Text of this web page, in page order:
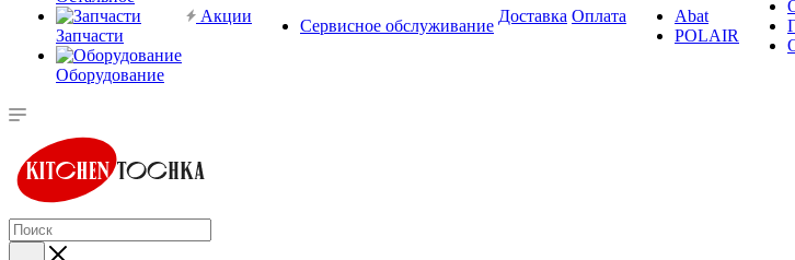
Запчасти
Оборудование
Акции
Сервисное обслуживание
Доставка Оплата
Abat
POLAIR